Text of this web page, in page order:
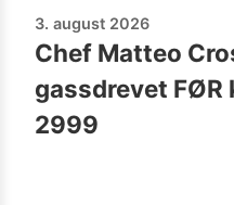
3. august 2026
Chef Matteo
gassdrevet FØR
2999